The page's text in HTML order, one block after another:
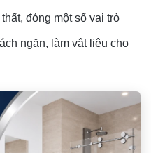
đóng một số vai trò
ngăn, làm vật liệu cho